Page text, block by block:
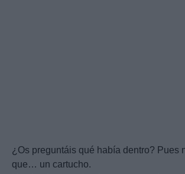
¿Os preguntáis qué había dentro? Pues
que… un cartucho.